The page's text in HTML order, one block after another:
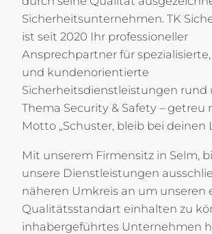
Sicherheitsunternehmen. TK
ist seit 2020 Ihr professioneller
Ansprechpartner für
und kundenorientierte
Sicherheitsdienstleistungen rund
Thema Security & Safety – getreu
Motto „Schuster, bleib bei deinen
Mit unserem Firmensitz in Selm,
unsere Dienstleistungen
näheren Umkreis an um unseren
Qualitätsstandart einhalten zu
inhabergeführtes Unternehmen